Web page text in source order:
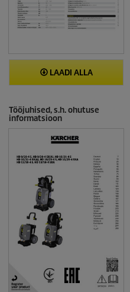
LAADI ALLA
Tööjuhised, s.h. ohutuse
informatsioon